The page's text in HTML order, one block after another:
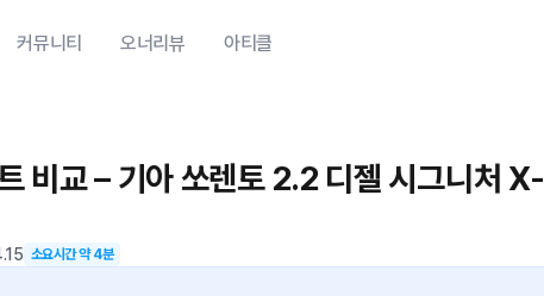
커뮤니티 오너리뷰 아티클
비교 – 기아 쏘렌토 2.2 디젤 시그니처 X-
소요시간 약4분